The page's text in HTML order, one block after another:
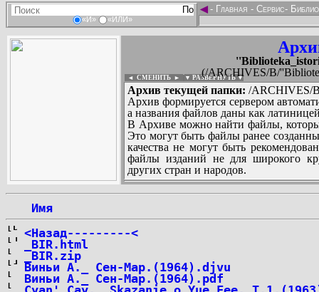
«И» «ИЛИ»
◄- Главная - Сервис-
(/ARCHIVES/B/
◄ СМЕНИТЬ ► ▼ РАЗВЕРНУТЬ ▼
Архив текущей папки: /ARCHIVES/
Архив формируется сервером
а названия файлов даны как
В Архиве можно найти файлы,
Это могут быть файлы ранее
качества не могут быть
файлы изданий не для широкого
других стран и народов.
Имя
<Назад---------<
_BIR.html
_BIR.zip
Виньи А._ Сен-Мар.(1964).djvu
Виньи А._ Сен-Мар.(1964).pdf